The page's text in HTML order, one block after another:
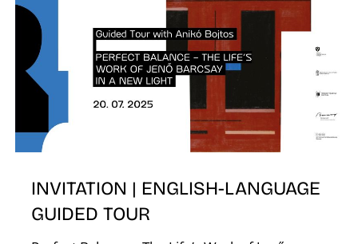
INVITATION | ENGLISH-LANGUAGE
GUIDED TOUR